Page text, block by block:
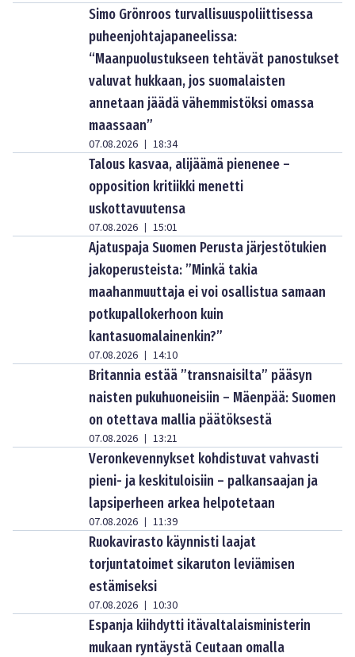
Simo Grönroos turvallisuuspoliittisessa
puheenjohtajapaneelissa:
“Maanpuolustukseen tehtävät panostukset
valuvat hukkaan, jos suomalaisten
annetaan jäädä vähemmistöksi omassa
maassaan”
07.08.2026 | 18:34
Talous kasvaa, alijäämä pienenee –
opposition kritiikki menetti
uskottavuutensa
07.08.2026 | 15:01
Ajatuspaja Suomen Perusta järjestötukien
jakoperusteista: ”Minkä takia
maahanmuuttaja ei voi osallistua samaan
potkupallokerhoon kuin
kantasuomalainenkin?”
07.08.2026 | 14:10
Britannia estää ”transnaisilta” pääsyn
naisten pukuhuoneisiin – Mäenpää: Suomen
on otettava mallia päätöksestä
07.08.2026 | 13:21
Veronkevennykset kohdistuvat vahvasti
pieni- ja keskituloisiin – palkansaajan ja
lapsiperheen arkea helpotetaan
07.08.2026 | 11:39
Ruokavirasto käynnisti laajat
torjuntatoimet sikaruton leviämisen
estämiseksi
07.08.2026 | 10:30
Espanja kiihdytti itävaltalaisministerin
mukaan ryntäystä Ceutaan omalla